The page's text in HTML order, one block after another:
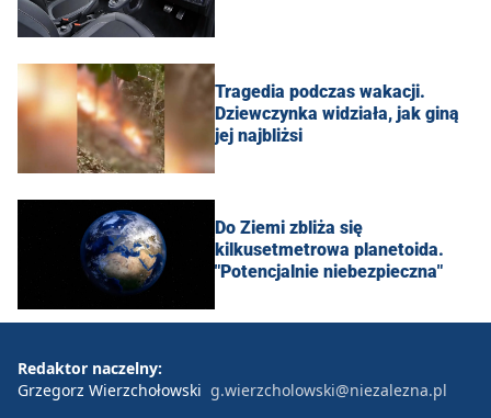
Tragedia podczas wakacji.
Dziewczynka widziała, jak giną
jej najbliżsi
Do Ziemi zbliża się
kilkusetmetrowa planetoida.
"Potencjalnie niebezpieczna"
Redaktor naczelny:
Grzegorz Wierzchołowski g.wierzcholowski@niezalezna.pl